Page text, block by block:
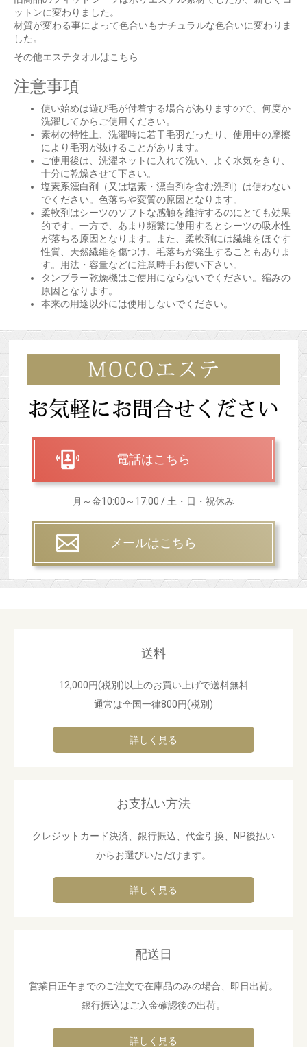
お買い物を続ける
ットンに変わりました。
材質が変わる事によって色合いもナチュラルな色合いに変わりま
した。
その他エステタオルはこちら
注意事項
使い始めは遊び毛が付着する場合がありますので、何度か
洗濯してからご使用ください。
素材の特性上、洗濯時に若干毛羽だったり、使用中の摩擦
により毛羽が抜けることがあります。
ご使用後は、洗濯ネットに入れて洗い、よく水気をきり、
十分に乾燥させて下さい。
塩素系漂白剤（又は塩素・漂白剤を含む洗剤）は使わない
でください。色落ちや変質の原因となります。
柔軟剤はシーツのソフトな感触を維持するのにとても効果
的です。一方で、あまり頻繁に使用するとシーツの吸水性
が落ちる原因となります。また、柔軟剤には繊維をほぐす
性質、天然繊維を傷つけ、毛落ちが発生することもありま
す。用法・容量などに注意時手お使い下さい。
タンブラー乾燥機はご使用にならないでください。縮みの
原因となります。
本来の用途以外には使用しないでください。
電話はこちら
月～金10:00～17:00 / 土・日・祝休み
メールはこちら
送料
12,000円(税別)以上のお買い上げで送料無料
通常は全国一律800円(税別)
詳しく見る
お支払い方法
クレジットカード決済、銀行振込、代金引換、NP後払い
からお選びいただけます。
詳しく見る
配送日
営業日正午までのご注文で在庫品のみの場合、即日出荷。
銀行振込はご入金確認後の出荷。
詳しく見る